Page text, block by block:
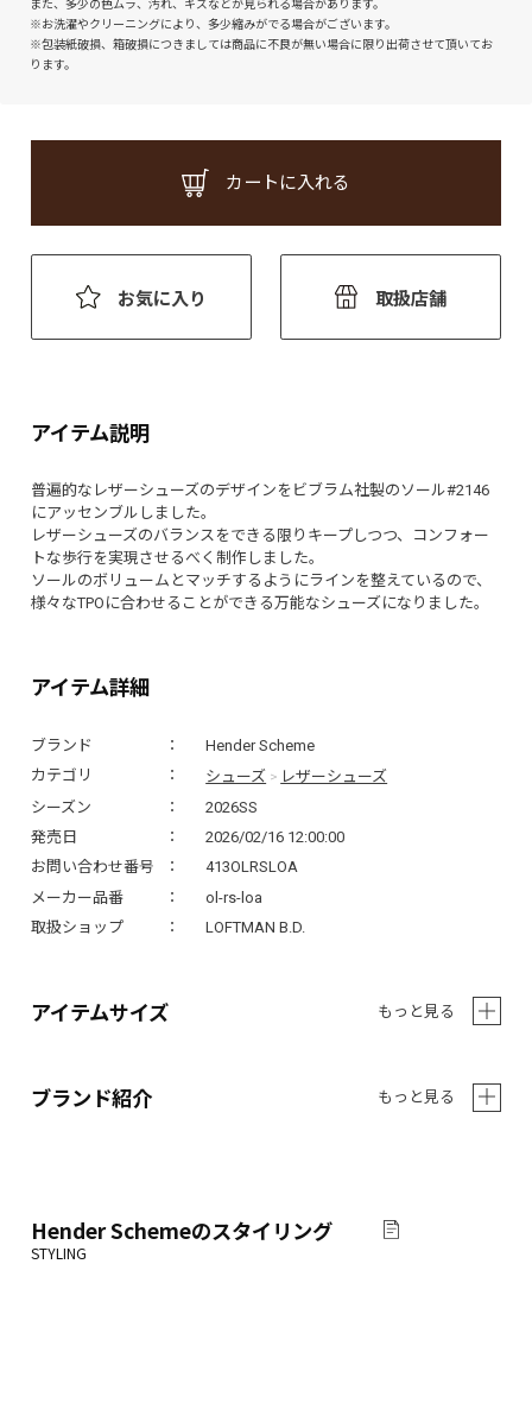
また、多少の色ムラ、汚れ、キズなどが見られる場合があります。
※お洗濯やクリーニングにより、多少縮みがでる場合がございます。
※包装紙破損、箱破損につきましては商品に不良が無い場合に限り出荷させて頂いてお
ります。
カートに入れる
お気に入り 取扱店舗
アイテム詳細
ブランド
Hender Scheme
カテゴリ
シューズ > レザーシューズ
シーズン
2026SS
発売日
2026/02/16 12:00:00
お問い合わせ番号
413OLRSLOA
メーカー品番
ol-rs-loa
取扱ショップ
LOFTMAN B.D.
アイテム説明
普遍的なレザーシューズのデザインをビブラム社製のソール#2146
にアッセンブルしました。
レザーシューズのバランスをできる限りキープしつつ、コンフォー
トな歩行を実現させるべく制作しました。
ソールのボリュームとマッチするようにラインを整えているので、
様々なTPOに合わせることができる万能なシューズになりました。
アイテムサイズ もっと見る
ブランド紹介 もっと見る
Hender Schemeのスタイリング